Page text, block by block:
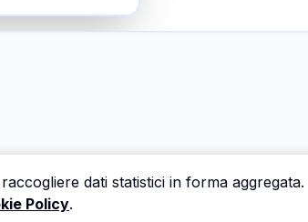
dati statistici in forma
Policy.